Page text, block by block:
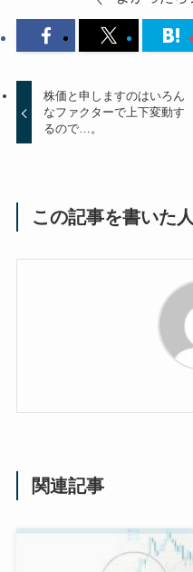
株価と申しますのはいろん
なファクターで上下変動す
るので…。
この記事を書いた人
関連記事